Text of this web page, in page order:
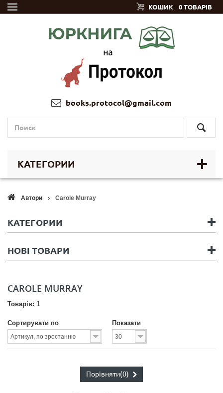
КОШИК 0 ТОВАРІВ
books.protocol@gmail.com
КАТЕГОРИИ
Автори Carole Murray
КАТЕГОРИИ
НОВІ ТОВАРИ
CAROLE MURRAY
Товарів: 1
Сортирувати по Показати
Порівняти(0)